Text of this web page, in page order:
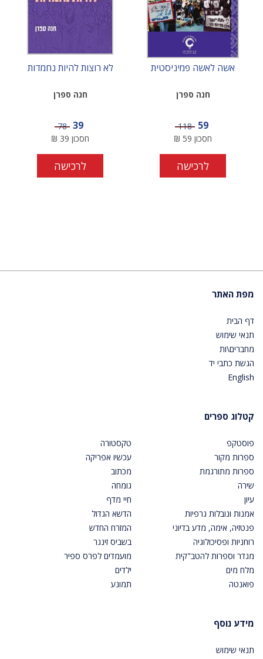
אשה לאשה פמיניסטית
חנה ספרן
מחיר מבצע
59 מחיר
118
חסכון 59
₪
לרכישה
לא רוצות להיות נחמדות
חנה ספרן
מחיר מבצע
39 מחיר
78
חסכון 39
₪
לרכישה
מפת האתר
דף הבית
תנאי שימוש
מחברים\ות
הגשת כתבי יד
English
קטלוג ספרים
פוסטקפ
ספרות מקור
ספרות מתורגמת
שירה
עיון
אמנות ונובלות גרפיות
פנטזיה, אימה, מדע בדיוני
רוחניות ופסיכולוגיה
מגדר וספרות להטב"קית
מלח מים
פואנטה
טקסטורה
עכשיו אפריקה
מכתוב
גומחה
חיי מדף
הדשא הגדול
המזרח החדש
בשביס זינגר
מועמדים לפרס ספיר
ילדים
תמונע
מידע נוסף
תנאי שימוש